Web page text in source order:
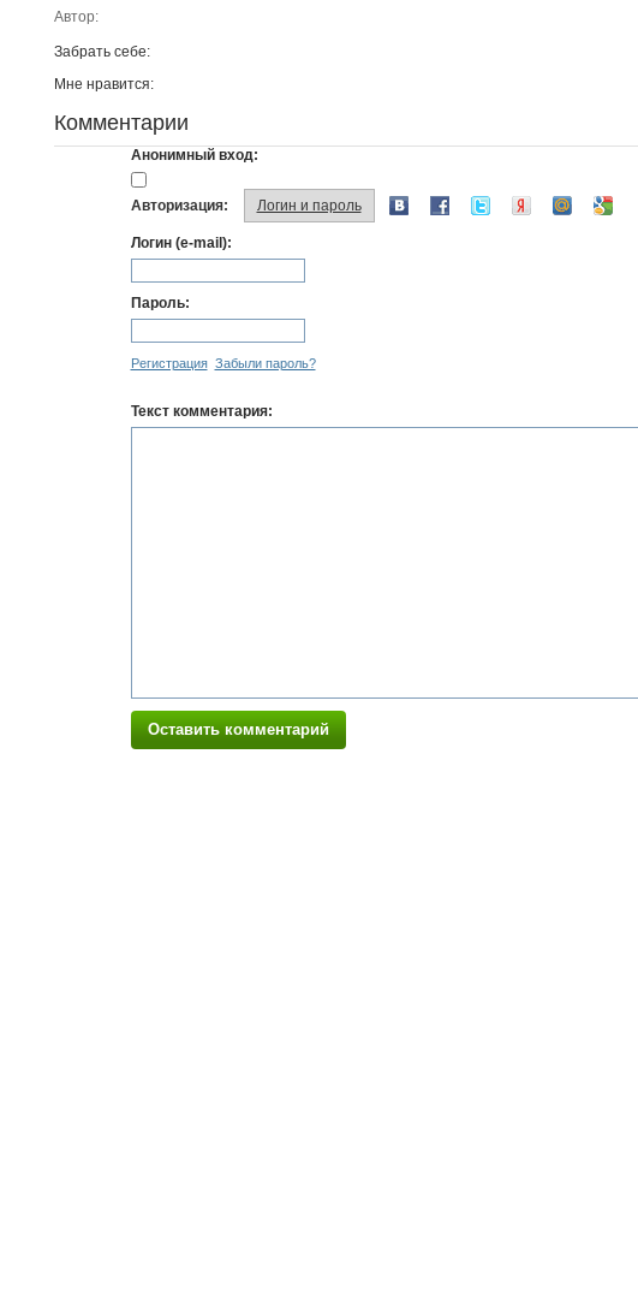
Автор:
Забрать себе:
Мне нравится:
Комментарии
Анонимный вход:
Авторизация: Логин и пароль
Логин (e-mail):
Пароль:
Регистрация Забыли пароль?
Текст комментария:
Оставить комментарий